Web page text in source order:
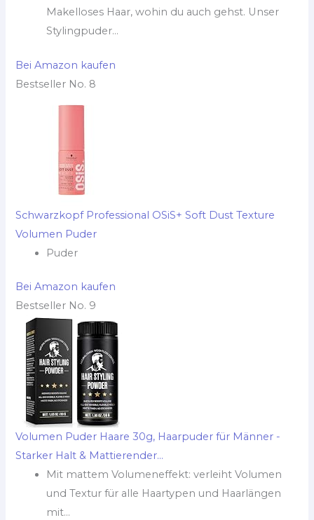
Makelloses Haar, wohin du auch gehst. Unser
Stylingpuder...
Bei Amazon kaufen
Bestseller No. 8
Schwarzkopf Professional OSiS+ Soft Dust Texture
Volumen Puder
Puder
Bei Amazon kaufen
Bestseller No. 9
Volumen Puder Haare 30g, Haarpuder für Männer -
Starker Halt & Mattierender...
Mit mattem Volumeneffekt: verleiht Volumen
und Textur für alle Haartypen und Haarlängen
mit...